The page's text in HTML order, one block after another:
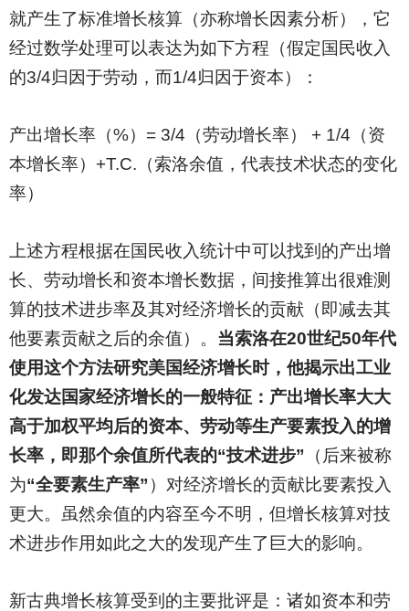
就产生了标准增长核算（亦称增长因素分析），它
经过数学处理可以表达为如下方程（假定国民收入
的3/4归因于劳动，而1/4归因于资本）：
产出增长率（%）= 3/4（劳动增长率） + 1/4（资
本增长率）+T.C.（索洛余值，代表技术状态的变化
率）
上述方程根据在国民收入统计中可以找到的产出增
长、劳动增长和资本增长数据，间接推算出很难测
算的技术进步率及其对经济增长的贡献（即减去其
他要素贡献之后的余值）。 当索洛在20世纪50年代
使用这个方法研究美国经济增长时，他揭示出工业
化发达国家经济增长的一般特征：产出增长率大大
高于加权平均后的资本、劳动等生产要素投入的增
长率，即那个余值所代表的“技术进步” （后来被称
为“全要素生产率” ）对经济增长的贡献比要素投入
更大。虽然余值的内容至今不明，但增长核算对技
术进步作用如此之大的发现产生了巨大的影响。
新古典增长核算受到的主要批评是：诸如资本和劳